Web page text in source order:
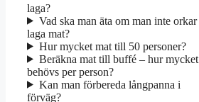
laga?
Vad ska man äta om man inte orkar
laga mat?
Hur mycket mat till 50 personer?
Beräkna mat till buffé – hur mycket
behövs per person?
Kan man förbereda långpanna i
förväg?